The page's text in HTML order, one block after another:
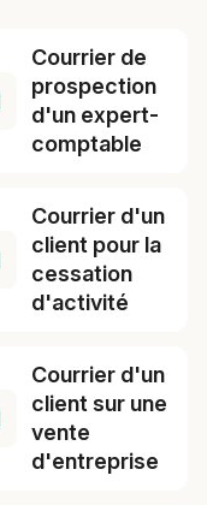
Courrier de
prospection
d'un expert-
comptable
Courrier d'un
client pour la
cessation
d'activité
Courrier d'un
client sur une
vente
d'entreprise